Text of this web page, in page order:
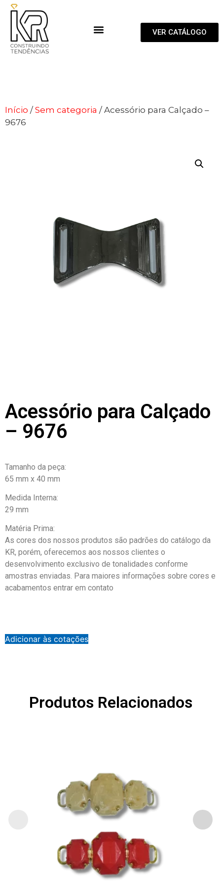
VER CATÁLOGO
Início /Sem categoria / Acessório para Calçado –
9676
Acessório para Calçado
– 9676
Tamanho da peça:
65 mm x 40 mm
Medida Interna:
29 mm
Matéria Prima:
As cores dos nossos produtos são padrões do catálogo da
KR, porém, oferecemos aos nossos clientes o
desenvolvimento exclusivo de tonalidades conforme
amostras enviadas. Para maiores informações sobre cores e
acabamentos entrar em contato
Adicionar às cotações
Produtos Relacionados